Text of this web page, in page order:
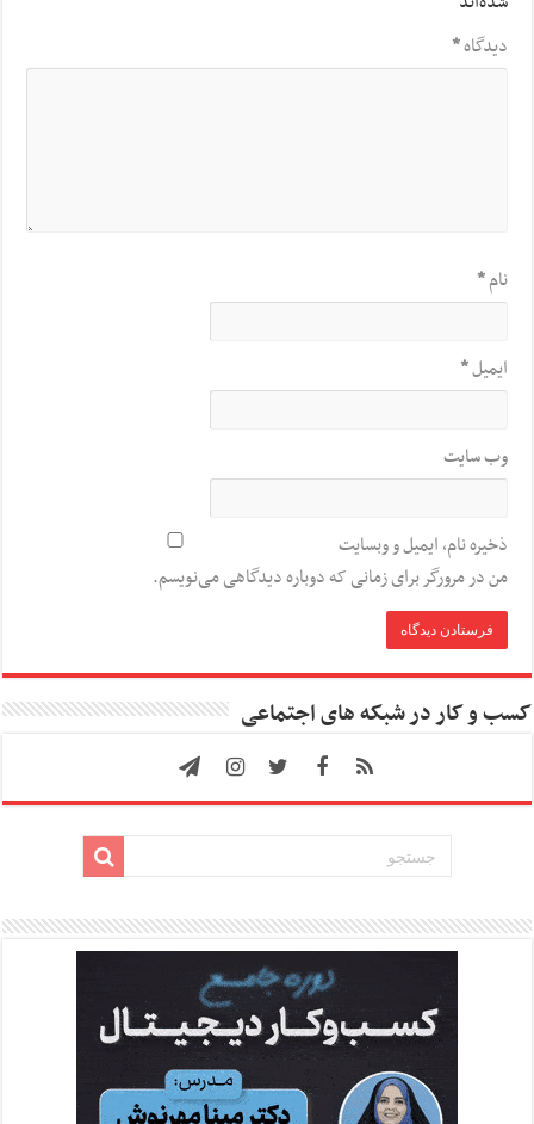
دیدگاه*
نام*
ایمیل*
وب‌ سایت
ذخیره نام، ایمیل و وبسایت
من در مرورگر برای زمانی که دوباره دیدگاهی می‌نویسم.
کسب و کار در شبکه های اجتماعی